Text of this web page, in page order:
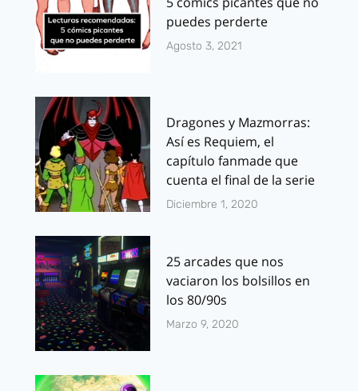
puedes perderte
Agosto 3, 2021
Dragones y Mazmorras:
Así es Requiem, el
capítulo fanmade que
cuenta el final de la serie
Diciembre 1, 2020
25 arcades que nos
vaciaron los bolsillos en
los 80/90s
Marzo 9, 2020